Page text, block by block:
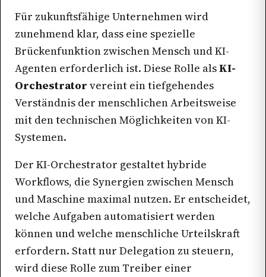
Für zukunftsfähige Unternehmen wird
zunehmend klar, dass eine spezielle
Brückenfunktion zwischen Mensch und KI-
Agenten erforderlich ist. Diese Rolle alsKI-
Orchestrator vereint ein tiefgehendes
Verständnis der menschlichen Arbeitsweise
mit den technischen Möglichkeiten von KI-
Systemen.
Der KI-Orchestrator gestaltet hybride
Workflows, die Synergien zwischen Mensch
und Maschine maximal nutzen. Er entscheidet,
welche Aufgaben automatisiert werden
können und welche menschliche Urteilskraft
erfordern. Statt nur Delegation zu steuern,
wird diese Rolle zum Treiber einer